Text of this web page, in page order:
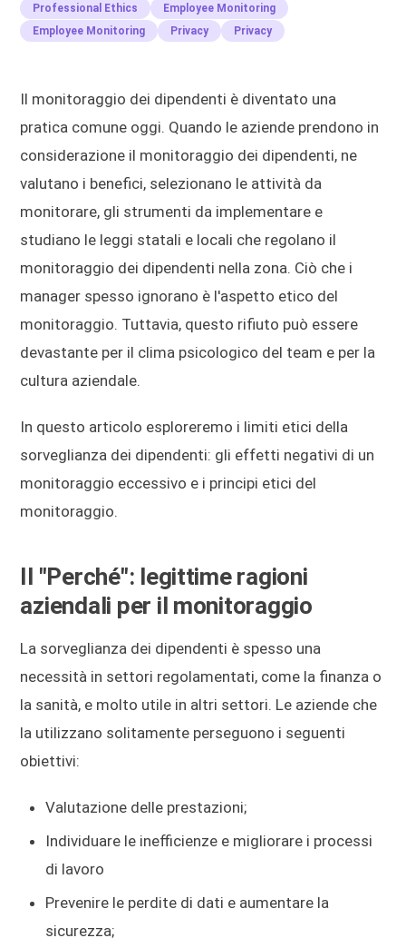
Professional Ethics
Employee Monitoring
Employee Monitoring
Privacy Privacy
Il monitoraggio dei dipendenti è diventato una
pratica comune oggi. Quando le aziende prendono in
considerazione il monitoraggio dei dipendenti, ne
valutano i benefici, selezionano le attività da
monitorare, gli strumenti da implementare e
studiano le leggi statali e locali che regolano il
monitoraggio dei dipendenti nella zona. Ciò che i
manager spesso ignorano è l'aspetto etico del
monitoraggio. Tuttavia, questo rifiuto può essere
devastante per il clima psicologico del team e per la
cultura aziendale.
In questo articolo esploreremo i limiti etici della
sorveglianza dei dipendenti: gli effetti negativi di un
monitoraggio eccessivo e i principi etici del
monitoraggio.
Il "Perché": legittime ragioni
aziendali per il monitoraggio
La sorveglianza dei dipendenti è spesso una
necessità in settori regolamentati, come la finanza o
la sanità, e molto utile in altri settori. Le aziende che
la utilizzano solitamente perseguono i seguenti
obiettivi:
Valutazione delle prestazioni;
Individuare le inefficienze e migliorare i processi
di lavoro
Prevenire le perdite di dati e aumentare la
sicurezza;